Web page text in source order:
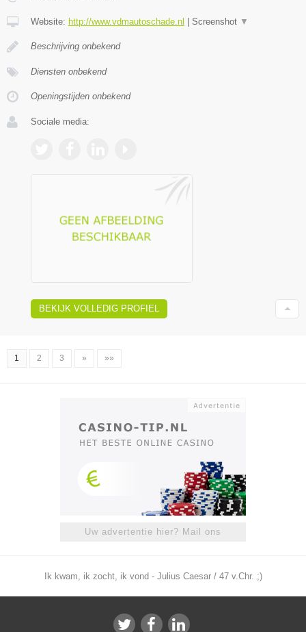
Website: http://www.vdmautoschade.nl Screenshot ▼
Beschrijving onbekend
Diensten onbekend
Openingstijden onbekend
Sociale media:
BEKIJK VOLLEDIG PROFIEL
1 2 3 » »»
Uw advertentie hier? Mail ons
Ik kwam, ik zocht, ik vond - Julius Caesar / 47 v.Chr. ;)